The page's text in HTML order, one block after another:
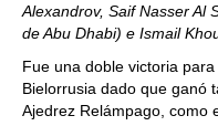
Alexandrov, Saif Nasser Al
de Abu Dhabi) e Ismail
Fue una doble victoria
Bielorrusia dado que ganó
Ajedrez Relámpago, como